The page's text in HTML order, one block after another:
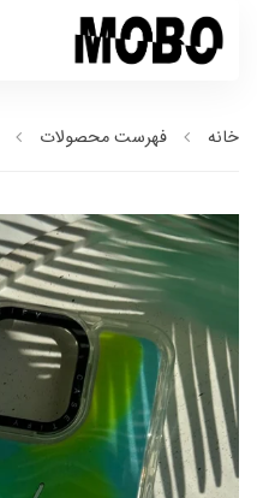
خانه فهرست محصولات